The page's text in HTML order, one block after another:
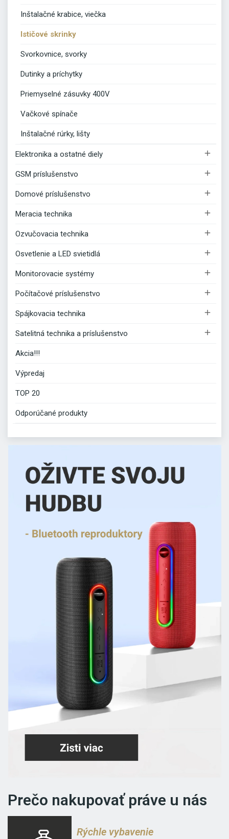
Inštalačné krabice, viečka
Ističové skrinky
Svorkovnice, svorky
Dutinky a príchytky
Priemyselné zásuvky 400V
Vačkové spínače
Inštalačné rúrky, lišty
Elektronika a ostatné diely 
GSM príslušenstvo 
Domové príslušenstvo 
Meracia technika 
Ozvučovacia technika 
Osvetlenie a LED svietidlá 
Monitorovacie systémy 
Počítačové príslušenstvo 
Spájkovacia technika 
Satelitná technika a príslušenstvo 
Akcia!!!
Výpredaj
TOP 20
Odporúčané produkty
Prečo nakupovať práve u nás
Rýchle vybavenie